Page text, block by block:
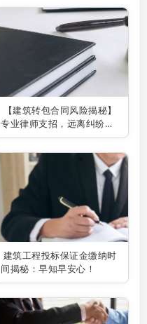
【建筑转包合同风险揭秘】
专业律师支招，远离纠纷陷
阱！
建筑工程投标保证金缴纳时
间揭秘：早知早安心！